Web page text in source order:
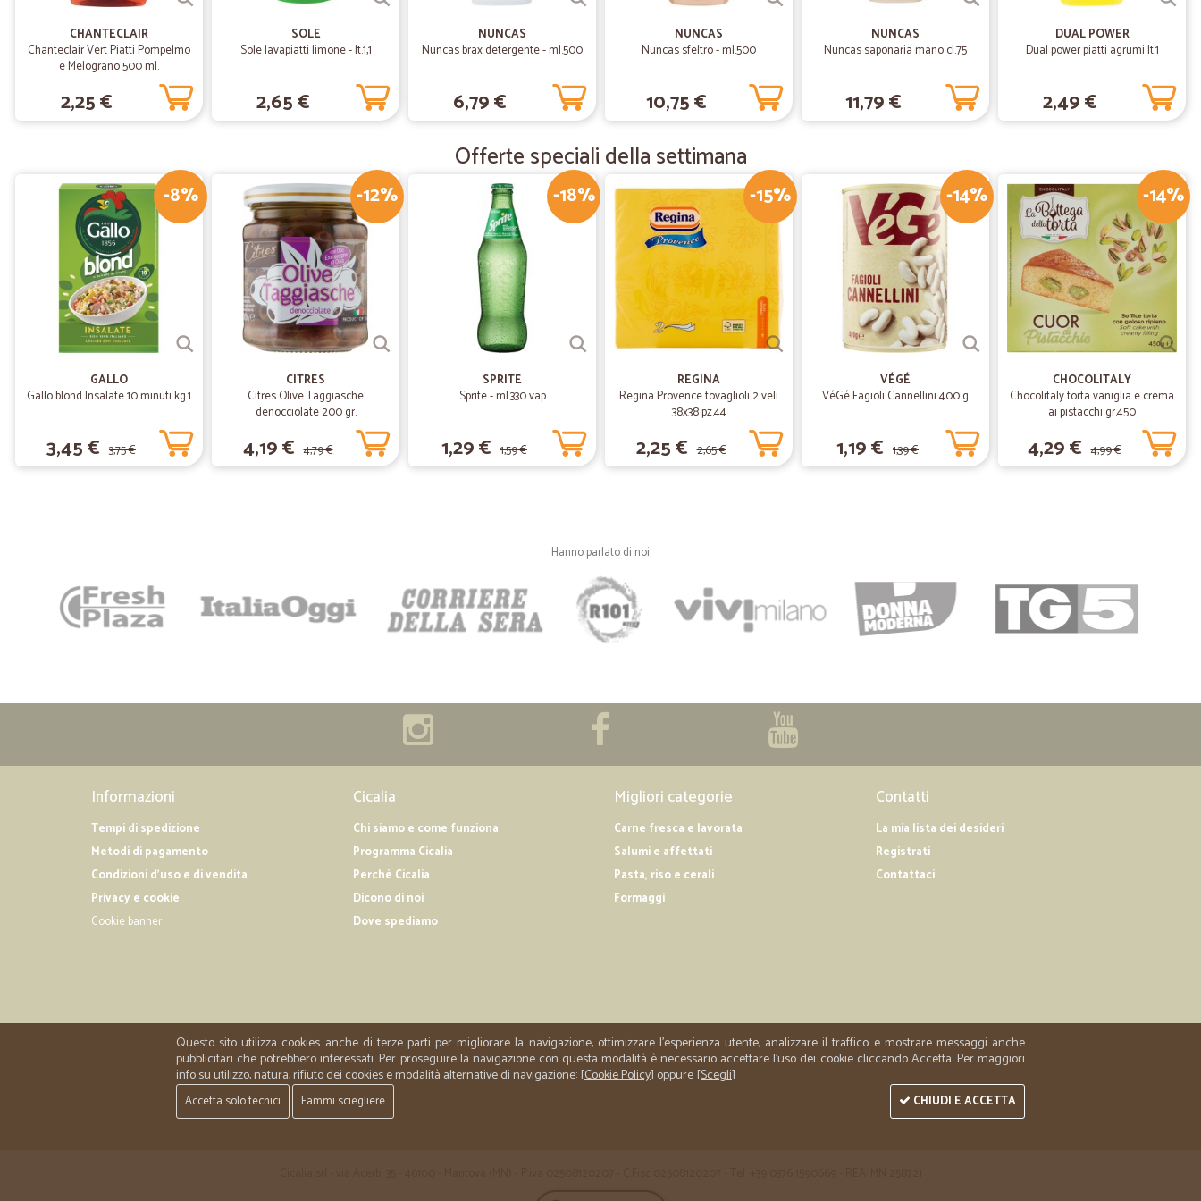
Tutto bene
—Lucia B.
La merce col furgone frigorifero è…
La merce col furgone frigorifero è arrivata in buone condizioni e molto ben imballata
07/06/2019
Ho fatto un ordine da Cicalia per la prima volta, la merce ordinata è arrivata in brevissimo
tempo, tutto perfetto! Grazie mille
CHANTECLAIR
Chanteclair Vert Piatti Pompelmo
e Melograno 500 ml.
2,25 €
SOLE
Sole lavapiatti limone - lt.1,1
2,65 €
NUNCAS
Nuncas brax detergente - ml.500
6,79 €
NUNCAS
Nuncas sfeltro - ml.500
10,75 €
NUNCAS
Nuncas saponaria mano cl.75
11,79 €
DUAL POWER
Dual power piatti agrumi lt.1
2,49 €
Offerte speciali della settimana
-8%
GALLO
Gallo blond Insalate 10 minuti kg.1
3,45 € 3,75 €
-12%
CITRES
Citres Olive Taggiasche
denocciolate 200 gr.
4,19 € 4,79 €
-18%
SPRITE
Sprite - ml.330 vap
1,29 € 1,59 €
-15%
REGINA
Regina Provence tovaglioli 2 veli
38x38 pz.44
2,25 € 2,65 €
-14%
VÉGÉ
VéGé Fagioli Cannellini 400 g
1,19 € 1,39 €
-14%
CHOCOLITALY
Chocolitaly torta vaniglia e crema
ai pistacchi gr.450
4,29 € 4,99 €
Hanno parlato di noi
Informazioni
Tempi di spedizione
Metodi di pagamento
Condizioni d'uso e di vendita
Privacy e cookie
Cookie banner
Cicalia
Chi siamo e come funziona
Programma Cicalia
Perché Cicalia
Dicono di noi
Dove spediamo
Migliori categorie
Carne fresca e lavorata
Salumi e affettati
Pasta, riso e cerali
Formaggi
Contatti
La mia lista dei desideri
Registrati
Contattaci
Questo sito utilizza cookies anche di terze parti per migliorare la navigazione, ottimizzare l'esperienza utente, analizzare il traffico e mostrare messaggi anche
pubblicitari che potrebbero interessati. Per proseguire la navigazione con questa modalità è necessario accettare l'uso dei cookie cliccando Accetta. Per maggiori
info su utilizzo, natura, rifiuto dei cookies e modalità alternative di navigazione: [Cookie Policy] oppure [Scegli]
Accetta solo tecnici Fammi sciegliere CHIUDI E ACCETTA